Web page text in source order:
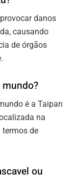
danos
causando
de órgãos
mundo?
é a Taipan
na
termos de
ou